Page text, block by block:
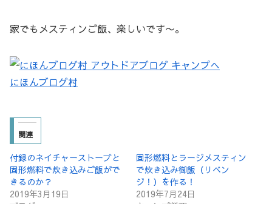
家でもメスティンご飯、楽しいです〜。
にほんブログ村
関連
付録のネイチャーストーブと
固形燃料で炊き込みご飯がで
きるのか？
2019年3月19日
固形燃料とラージメスティン
で炊き込み御飯（リベン
ジ！）を作る！
2019年7月24日